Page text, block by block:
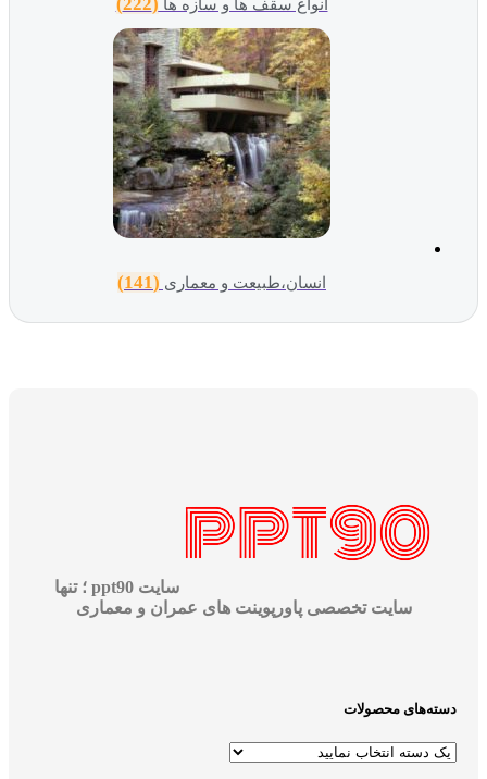
انواع سقف ها و سازه ها
انسان،طبیعت و معماری (141)
سایت ppt90 ؛ تنها
سایت تخصصی پاورپوینت های عمران و معماری
محصولات